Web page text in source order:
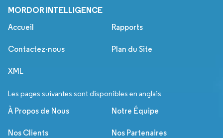
MORDOR INTELLIGENCE
Accueil Rapports
Contactez-nous Plan du Site
XML
Les pages suivantes sont disponibles en anglais
À Propos de Nous Notre Équipe
Nos Clients Nos Partenaires